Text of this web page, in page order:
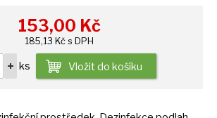
153,00 Kč
185,13 Kč s DPH
ks Vložit do košíku